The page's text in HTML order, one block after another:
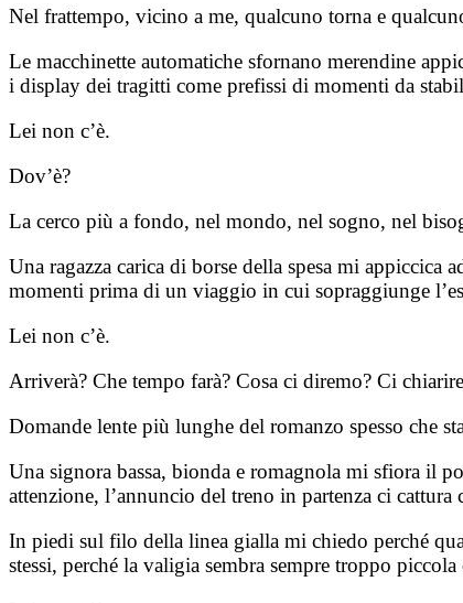
Nel frattempo, vicino a me, qualcuno torna e
Le macchinette automatiche sfornano merendine
i display dei tragitti come prefissi di momenti da
Lei non c’è.
Dov’è?
La cerco più a fondo, nel mondo, nel sogno, nel
Una ragazza carica di borse della spesa mi
momenti prima di un viaggio in cui sopraggiunge
Lei non c’è.
Arriverà? Che tempo farà? Cosa ci diremo? Ci
Domande lente più lunghe del romanzo spesso che
Una signora bassa, bionda e romagnola mi sfiora il
attenzione, l’annuncio del treno in partenza ci
In piedi sul filo della linea gialla mi chiedo perché
stessi, perché la valigia sembra sempre troppo